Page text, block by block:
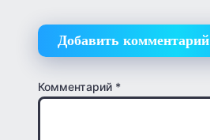
Добавить комментарий
Комментарий *